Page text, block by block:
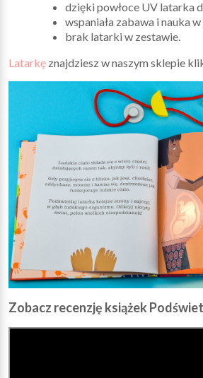
dzięki powłoce UV latarka
wspaniała zabawa i nauka
brak latarki w zestawie.
Latarkę znajdziesz w naszym sklepie
Zobacz recenzję książek